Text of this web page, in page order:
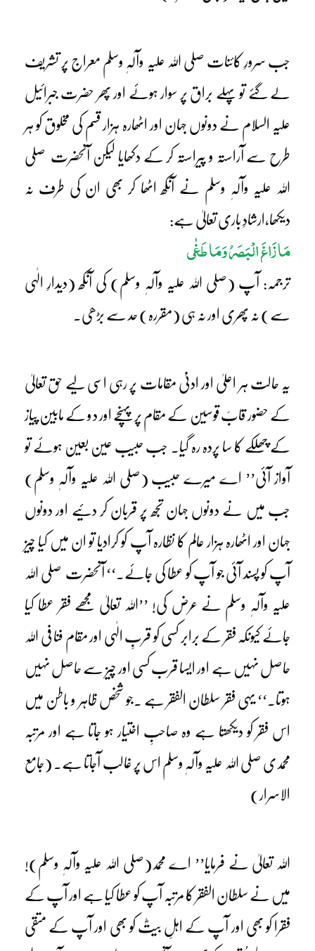
جب سرورِ کائنات صلی اللہ علیہ وآلہٖ وسلم معراج پر تشریف
لے گئے تو پہلے براق پر سوار ہوئے اور پھر حضرت جبرائیل
علیہ السلام نے دونوں جہان اور اٹھارہ ہزار قسم کی مخلوق کو ہر
طرح سے آراستہ و پیراستہ کر کے دکھایا لیکن آنحضرت صلی
اللہ علیہ وآلہٖ وسلم نے آنکھ اٹھا کر بھی ان کی طرف نہ
دیکھا،ارشادِ باری تعالیٰ ہے:
مَا زَاغَ الْبَصَرُ وَمَا طَغٰی
ترجمہ: آپ (صلی اللہ علیہ وآلہٖ وسلم) کی آنکھ (دیدارِ الٰہی
سے) نہ پھری اور نہ ہی (مقررہ) حد سے بڑھی۔
یہ حالت ہر اعلیٰ اور ادنیٰ مقامات پر رہی اسی لیے حق تعالیٰ
کے حضور قابَ قوسین کے مقام پر پہنچے اور دو کے مابین پیاز
کے چھلکے کا سا پردہ رہ گیا۔ جب حبیب عین بعین ہوئے تو
آواز آئی’’ اے میرے حبیب (صلی اللہ علیہ وآلہٖ وسلم)
جب میں نے دونوں جہان تجھ پر قربان کر دئیے اور دونوں
جہان اور اٹھارہ ہزار عالم کا نظارہ آپ کو کرادیا تو ان میں کیا چیز
آپ کو پسند آئی جو آپ کو عطا کی جائے۔‘‘ آنحضرت صلی اللہ
علیہ وآلہٖ وسلم نے عرض کی! ’’اللہ تعالیٰ مجھے فقر عطا کیا
جائے کیونکہ فقر کے برابر کسی کو قربِ الٰہی اور مقام فنا فی اللہ
حاصل نہیں ہے اور ایسا قرب کسی اور چیز سے حاصل نہیں
ہوتا۔‘‘ یہی فقر سلطان الفقر ہے ۔جو شخص ظاہر و باطن میں
اس فقر کو دیکھتا ہے وہ صاحبِ اختیار ہو جاتا ہے اور مرتبہ
محمدی صلی اللہ علیہ وآلہٖ وسلم اس پر غالب آجاتا ہے۔ (جامع
الاسرار)
اللہ تعالیٰ نے فرمایا’’ اے محمد(صلی اللہ علیہ وآلہٖ وسلم)!
میں نے سلطان الفقر کا مرتبہ آپ کو عطا کیا ہے اور آپ کے
فقرا کو بھی اور آپ کے اہلِ بیتؓ کو بھی اور آپ کے متقی